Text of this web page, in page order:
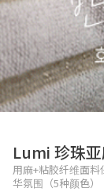
Lumi 珍珠
用麻+粘胶纤维面
华氛围（5种颜色）